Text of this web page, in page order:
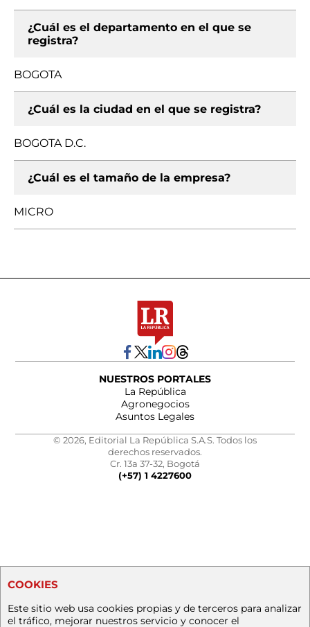
¿Cuál es el departamento en el que se
registra?
BOGOTA
¿Cuál es la ciudad en el que se registra?
BOGOTA D.C.
¿Cuál es el tamaño de la empresa?
MICRO
NUESTROS PORTALES
La República
Agronegocios
Asuntos Legales
© 2026, Editorial La República S.A.S. Todos los
derechos reservados.
Cr. 13a 37-32, Bogotá
(+57) 1 4227600
COOKIES
Este sitio web usa cookies propias y de terceros para analizar
el tráfico, mejorar nuestros servicio y conocer el